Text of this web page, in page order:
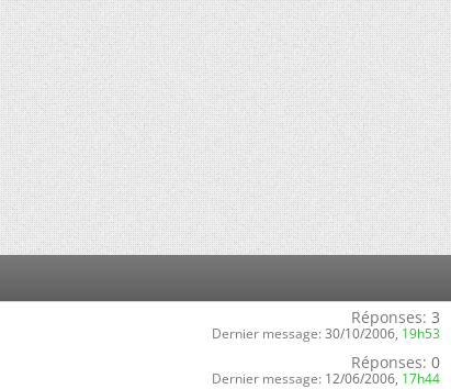
Réponses: 3
Dernier message: 30/10/2006, 19h53
Réponses: 0
Dernier message: 12/06/2006, 17h44